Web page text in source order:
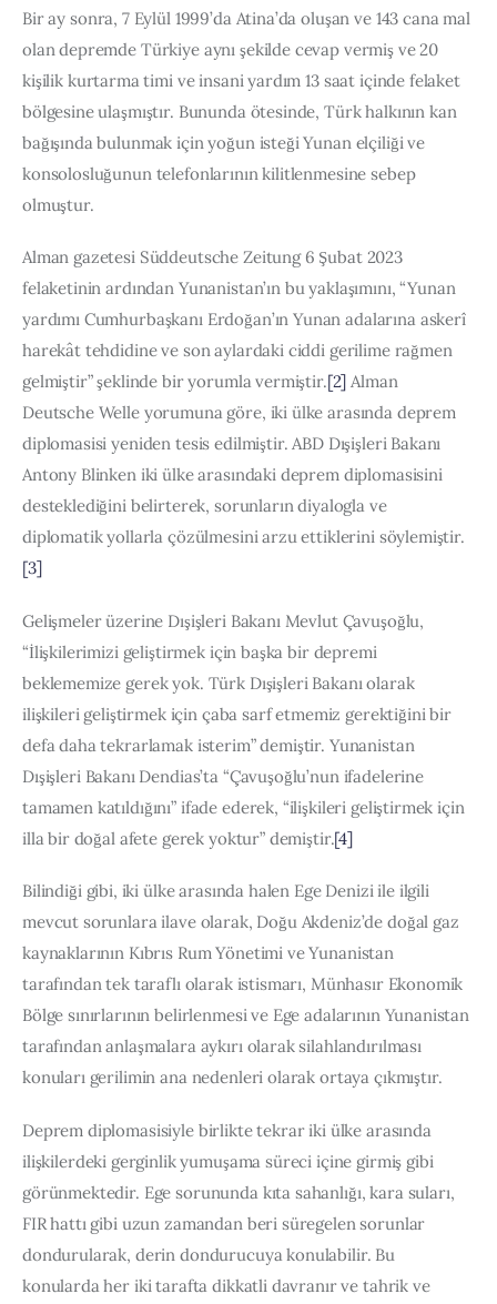
Bir ay sonra, 7 Eylül 1999’da Atina’da oluşan ve 143 cana mal
olan depremde Türkiye aynı şekilde cevap vermiş ve 20
kişilik kurtarma timi ve insani yardım 13 saat içinde felaket
bölgesine ulaşmıştır. Bununda ötesinde, Türk halkının kan
bağışında bulunmak için yoğun isteği Yunan elçiliği ve
konsolosluğunun telefonlarının kilitlenmesine sebep
olmuştur.
Alman gazetesi Süddeutsche Zeitung 6 Şubat 2023
felaketinin ardından Yunanistan’ın bu yaklaşımını, “Yunan
yardımı Cumhurbaşkanı Erdoğan’ın Yunan adalarına askerî
harekât tehdidine ve son aylardaki ciddi gerilime rağmen
gelmiştir” şeklinde bir yorumla vermiştir.[2] Alman
Deutsche Welle yorumuna göre, iki ülke arasında deprem
diplomasisi yeniden tesis edilmiştir. ABD Dışişleri Bakanı
Antony Blinken iki ülke arasındaki deprem diplomasisini
desteklediğini belirterek, sorunların diyalogla ve
diplomatik yollarla çözülmesini arzu ettiklerini söylemiştir.
[3]
Gelişmeler üzerine Dışişleri Bakanı Mevlut Çavuşoğlu,
“İlişkilerimizi geliştirmek için başka bir depremi
beklememize gerek yok. Türk Dışişleri Bakanı olarak
ilişkileri geliştirmek için çaba sarf etmemiz gerektiğini bir
defa daha tekrarlamak isterim” demiştir. Yunanistan
Dışişleri Bakanı Dendias’ta “Çavuşoğlu’nun ifadelerine
tamamen katıldığını” ifade ederek, “ilişkileri geliştirmek için
illa bir doğal afete gerek yoktur” demiştir.[4]
Bilindiği gibi, iki ülke arasında halen Ege Denizi ile ilgili
mevcut sorunlara ilave olarak, Doğu Akdeniz’de doğal gaz
kaynaklarının Kıbrıs Rum Yönetimi ve Yunanistan
tarafından tek taraflı olarak istismarı, Münhasır Ekonomik
Bölge sınırlarının belirlenmesi ve Ege adalarının Yunanistan
tarafından anlaşmalara aykırı olarak silahlandırılması
konuları gerilimin ana nedenleri olarak ortaya çıkmıştır.
Deprem diplomasisiyle birlikte tekrar iki ülke arasında
ilişkilerdeki gerginlik yumuşama süreci içine girmiş gibi
görünmektedir. Ege sorununda kıta sahanlığı, kara suları,
FIR hattı gibi uzun zamandan beri süregelen sorunlar
dondurularak, derin dondurucuya konulabilir. Bu
konularda her iki tarafta dikkatli davranır ve tahrik ve